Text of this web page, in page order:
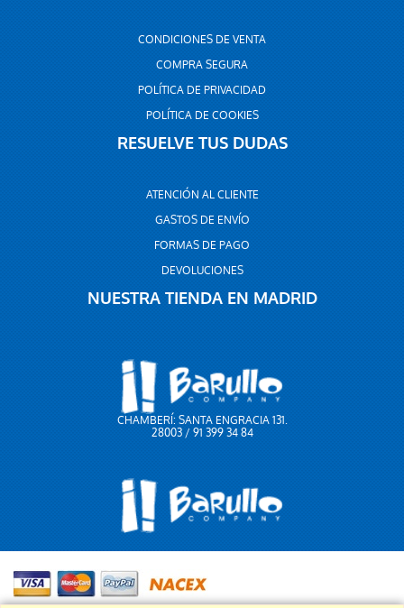
CONDICIONES DE VENTA
COMPRA SEGURA
POLÍTICA DE PRIVACIDAD
POLÍTICA DE COOKIES
RESUELVE TUS DUDAS
ATENCIÓN AL CLIENTE
GASTOS DE ENVÍO
FORMAS DE PAGO
DEVOLUCIONES
NUESTRA TIENDA EN MADRID
CHAMBERÍ: SANTA ENGRACIA 131.
28003 / 91 399 34 84